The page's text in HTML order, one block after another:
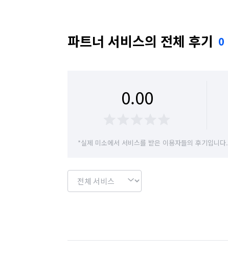
파트너 서비스의 전체 후기 0
0.00
*실제 미소에서 서비스를 받은 이용자들의 후기입니다.